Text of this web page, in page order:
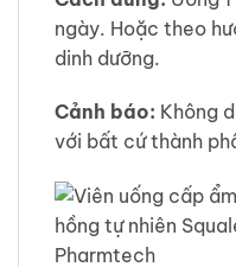
ngày. Hoặc theo
dinh dưỡng.
Cảnh báo: Không
với bất cứ thành